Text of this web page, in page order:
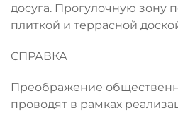
досуга. Прогулочную зону
плиткой и террасной
СПРАВКА
Преображение
проводят в рамках